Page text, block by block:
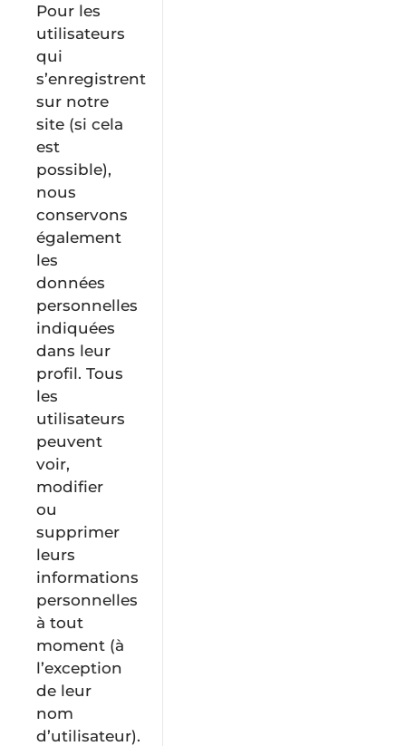
Pour les
utilisateurs
qui
s’enregistrent
sur notre
site (si cela
est
possible),
nous
conservons
également
les
données
personnelles
indiquées
dans leur
profil. Tous
les
utilisateurs
peuvent
voir,
modifier
ou
supprimer
leurs
informations
personnelles
à tout
moment (à
l’exception
de leur
nom
d’utilisateur).